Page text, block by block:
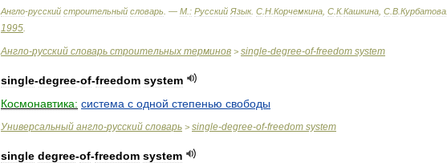
Англо-русский строительный словарь . — М : Русский Язык. С Н Корчемкина С К.Кашкина С В Курбатова
1995
Англо-русский словарь строительных терминов > single-degree-of-freedom system
single-degree-of-freedom system
Космонавтика: система с одной степенью свободы
Универсальный англо-русский словарь > single-degree-of-freedom system
single degree-of-freedom system